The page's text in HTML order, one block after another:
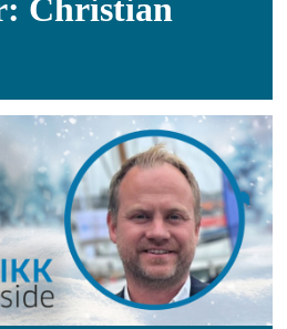
Christian